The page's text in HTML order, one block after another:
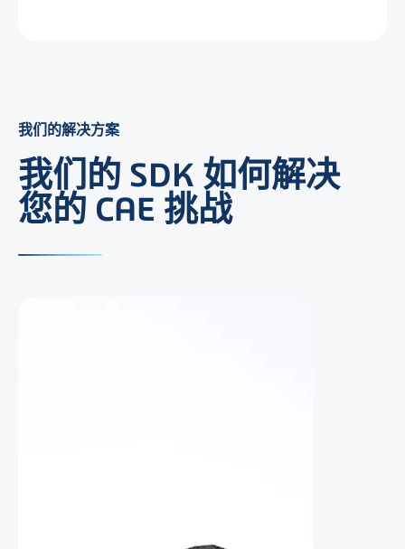
我们的解决方案
我们的 SDK 如何解决
您的 CAE 挑战